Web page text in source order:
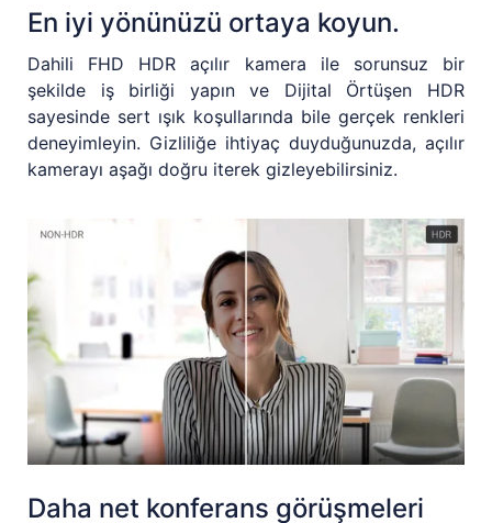
En iyi yönünüzü ortaya koyun.
Dahili FHD HDR açılır kamera ile sorunsuz bir
şekilde iş birliği yapın ve Dijital Örtüşen HDR
sayesinde sert ışık koşullarında bile gerçek renkleri
deneyimleyin. Gizliliğe ihtiyaç duyduğunuzda, açılır
kamerayı aşağı doğru iterek gizleyebilirsiniz.
Daha net konferans görüşmeleri